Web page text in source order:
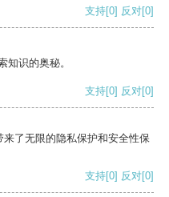
支持[0] 反对[0]
知识的奥秘。
支持[0] 反对[0]
了无限的隐私保护和安全性保
支持[0] 反对[0]